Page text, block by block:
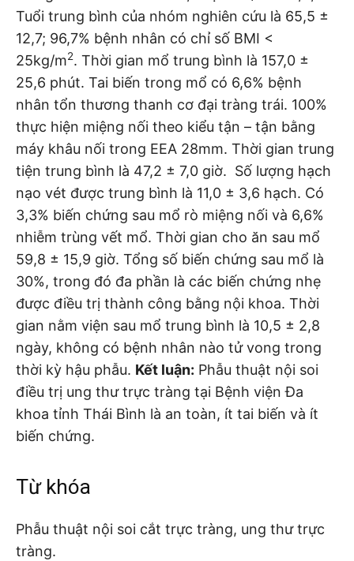
Tuổi trung bình của nhóm nghiên cứu là 65,5 ±
12,7; 96,7% bệnh nhân có chỉ số BMI <
25kg/m2. Thời gian mổ trung bình là 157,0 ±
25,6 phút. Tai biến trong mổ có 6,6% bệnh
nhân tổn thương thanh cơ đại tràng trái. 100%
thực hiện miệng nối theo kiểu tận – tận bằng
máy khâu nối trong EEA 28mm. Thời gian trung
tiện trung bình là 47,2 ± 7,0 giờ. Số lượng hạch
nạo vét được trung bình là 11,0 ± 3,6 hạch. Có
3,3% biến chứng sau mổ rò miệng nối và 6,6%
nhiễm trùng vết mổ. Thời gian cho ăn sau mổ
59,8 ± 15,9 giờ. Tổng số biến chứng sau mổ là
30%, trong đó đa phần là các biến chứng nhẹ
được điều trị thành công bằng nội khoa. Thời
gian nằm viện sau mổ trung bình là 10,5 ± 2,8
ngày, không có bệnh nhân nào tử vong trong
thời kỳ hậu phẫu. Kết luận: Phẫu thuật nội soi
điều trị ung thư trực tràng tại Bệnh viện Đa
khoa tỉnh Thái Bình là an toàn, ít tai biến và ít
biến chứng.
Từ khóa
Phẫu thuật nội soi cắt trực tràng, ung thư trực
tràng.